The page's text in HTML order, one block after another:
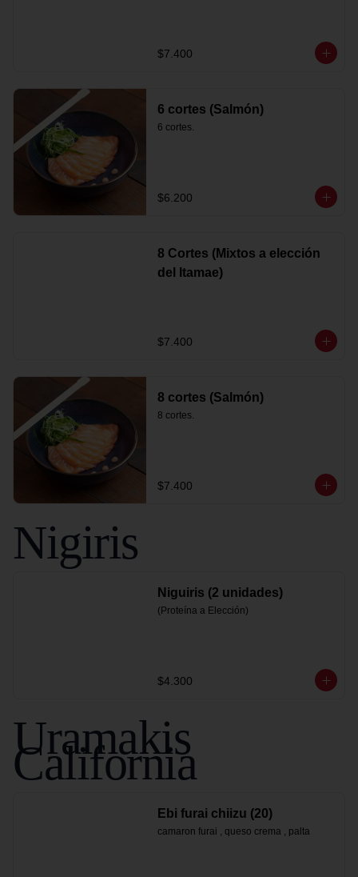
$7.400
6 cortes (Salmón)
6 cortes.
$6.200
8 Cortes (Mixtos a elección
del Itamae)
$7.400
8 cortes (Salmón)
8 cortes.
$7.400
Nigiris
Niguiris (2 unidades)
(Proteína a Elección)
$4.300
Uramakis
California
Ebi furai chiizu (20)
camaron furai , queso crema , palta